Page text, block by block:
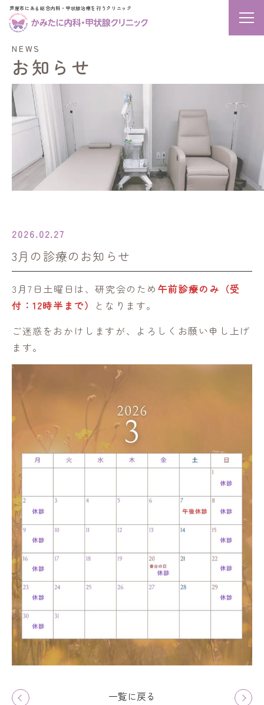
芦屋市にある総合内科・甲状腺治療を行うクリニック
メニ
お知らせ
NEWS
2026.02.27
3月の診療のお知らせ
3月7日土曜日は、研究会のため 午前診療のみ（受
付：12時半まで）
となります。
ご迷惑をおかけしますが、よろしくお願い申し上げ
ます。
一覧に戻る